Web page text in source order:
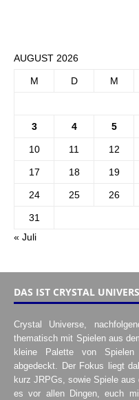
AUGUST 2026
M D M
3 4 5
10 11 12
17 18 19
24 25 26
31
« Juli
DAS IST CRYSTAL
Crystal Universe,
thematisch mit Spielen aus
kleine Palette von Spielen
abgedeckt. Der Fokus liegt
kurz JRPGs, sowie Spiele
es vor allen Dingen, euch